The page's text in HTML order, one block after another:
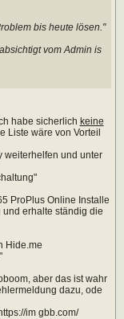
bis heute lösen."
vom Admin is
habe sicherlich keine
Liste wäre von Vorteil
weiterhelfen und unter
ProPlus Online Installe
erhalte ständig die
Hide.me
aber das ist wahr
dazu, ode
im gbb.com/